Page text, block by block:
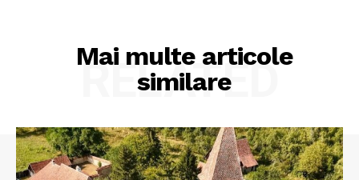
Mai multe articole
similare
RELATED